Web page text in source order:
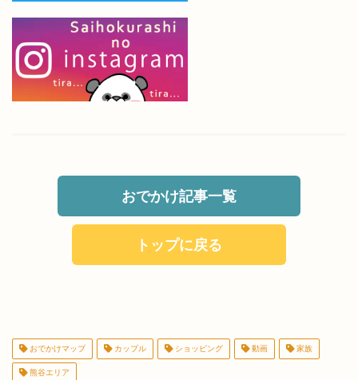
おでかけ記事一覧
トップに戻る
おでかけマップ カップル ショッピング 動画 家族
熊谷エリア